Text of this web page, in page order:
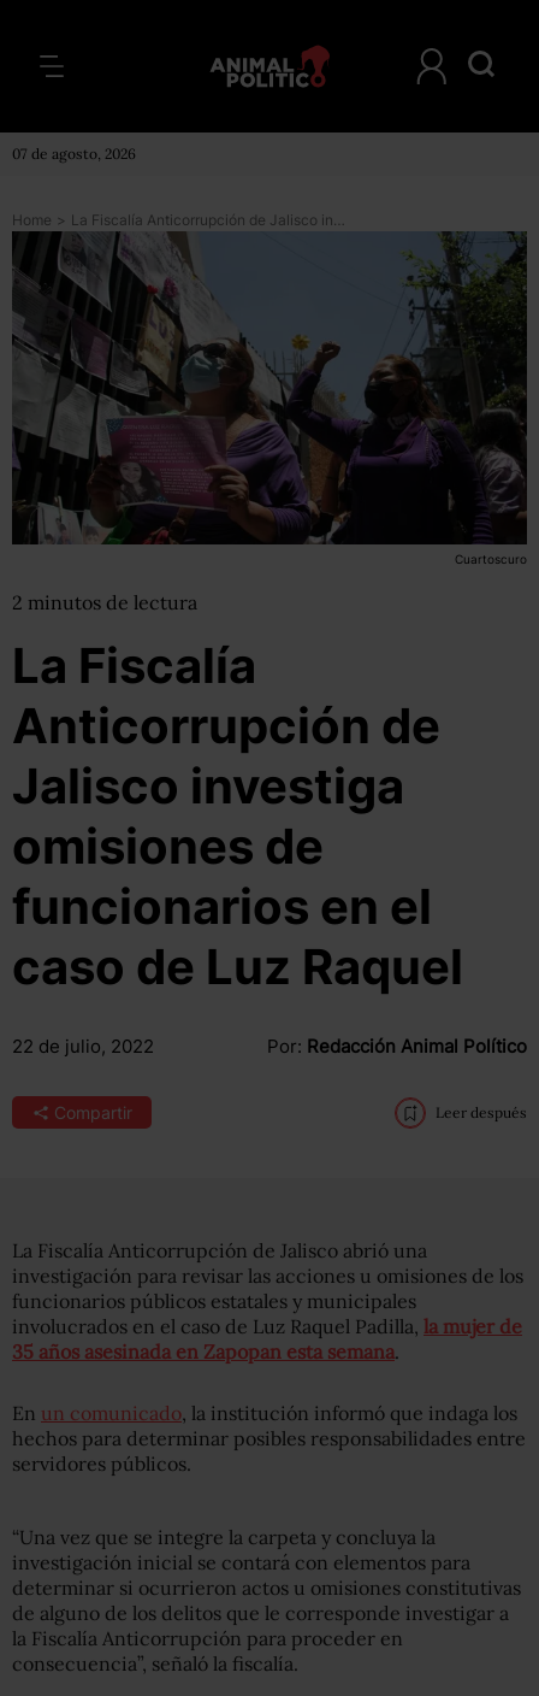
07 de agosto, 2026
Home > La Fiscalía Anticorrupción de Jalisco investiga omisiones de funcionarios en el caso de Luz Raquel
Cuartoscuro
2 minutos de lectura
La Fiscalía
Anticorrupción de
Jalisco investiga
omisiones de
funcionarios en el
caso de Luz Raquel
22 de julio, 2022 Por: Redacción Animal Político
Compartir Leer después
La Fiscalía Anticorrupción de Jalisco abrió una
investigación para revisar las acciones u omisiones de los
funcionarios públicos estatales y municipales
involucrados en el caso de Luz Raquel Padilla, la mujer de
35 años asesinada en Zapopan esta semana.
En un comunicado, la institución informó que indaga los
hechos para determinar posibles responsabilidades entre
servidores públicos.
“Una vez que se integre la carpeta y concluya la
investigación inicial se contará con elementos para
determinar si ocurrieron actos u omisiones constitutivas
de alguno de los delitos que le corresponde investigar a
la Fiscalía Anticorrupción para proceder en
consecuencia”, señaló la fiscalía.